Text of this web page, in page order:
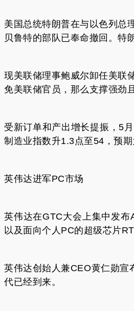
美国总统特朗普在与以色列总
贝鲁特的部队已奉命撤回。特
现美联储理事鲍威尔卸任美联
免美联储官员，那么支撑强劲
受新订单和产出增长提振，5
制造业指数升1.3点至54，预
英伟达进军PC市场
英伟达在GTC大会上集中发
以及面向个人PC的超级芯片
英伟达创始人兼CEO黄仁勋
代已经到来。